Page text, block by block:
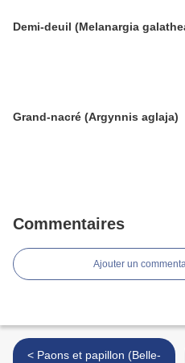
Demi-deuil (Melanargia
Grand-nacré (Argynnis aglaja)
Commentaires
Ajouter un
< Paons et papillon (Belle-